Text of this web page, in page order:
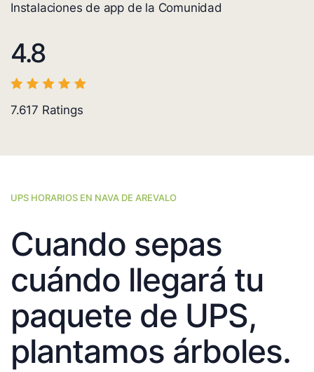
Instalaciones de app de la Comunidad
4.8
7.617 Ratings
UPS HORARIOS EN NAVA DE AREVALO
Cuando sepas
cuándo llegará tu
paquete de UPS,
plantamos árboles.